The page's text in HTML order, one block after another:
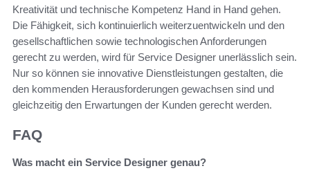
Kreativität und technische Kompetenz Hand in Hand gehen.
Die Fähigkeit, sich kontinuierlich weiterzuentwickeln und den
gesellschaftlichen sowie technologischen Anforderungen
gerecht zu werden, wird für Service Designer unerlässlich sein.
Nur so können sie innovative Dienstleistungen gestalten, die
den kommenden Herausforderungen gewachsen sind und
gleichzeitig den Erwartungen der Kunden gerecht werden.
FAQ
Was macht ein Service Designer genau?